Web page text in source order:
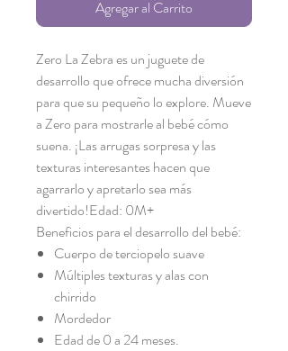
Agregar al Carrito
Zero La Zebra es un juguete de
desarrollo que ofrece mucha diversión
para que su pequeño lo explore. Mueve
a Zero para mostrarle al bebé cómo
suena. ¡Las arrugas sorpresa y las
texturas interesantes hacen que
agarrarlo y apretarlo sea más
divertido!Edad: 0M+
Beneficios para el desarrollo del bebé:
Cuerpo de terciopelo suave
Múltiples texturas y alas con
chirrido
Mordedor
Edad de 0 a 24 meses.